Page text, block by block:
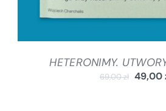
HETERONIMY.
69,00zł 49,00